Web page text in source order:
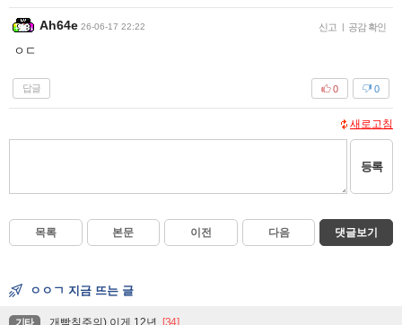
Ah64e 26-06-17 22:22 신고 공감 확인
ㅇㄷ
답글 0
0
새로고침
등록
목록 본문 이전 다음 댓글보기
ㅇㅇㄱ 지금 뜨는 글
기타